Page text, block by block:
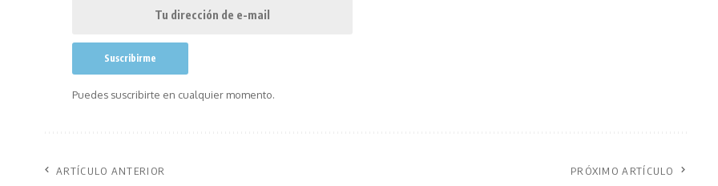
Puedes suscribirte en cualquier momento.
ARTÍCULO ANTERIOR PRÓXIMO ARTÍCULO